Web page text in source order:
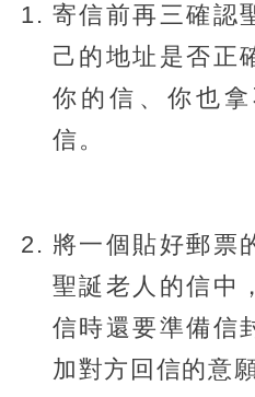
寄信前再三確認
己的地址是否正
你的信、你也
信。
將一個貼好郵票
聖誕老人的信中
信時還要準備信
加對方回信的意願